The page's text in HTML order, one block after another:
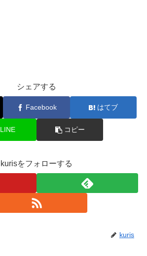
シェアする
Facebook はてブ
LINE コピー
kurisをフォローする
kuris